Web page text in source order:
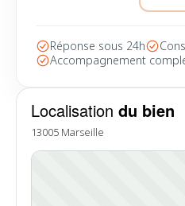
Localisation du bien
13005 Marseille
Réponse sous 24h
Accompagnement